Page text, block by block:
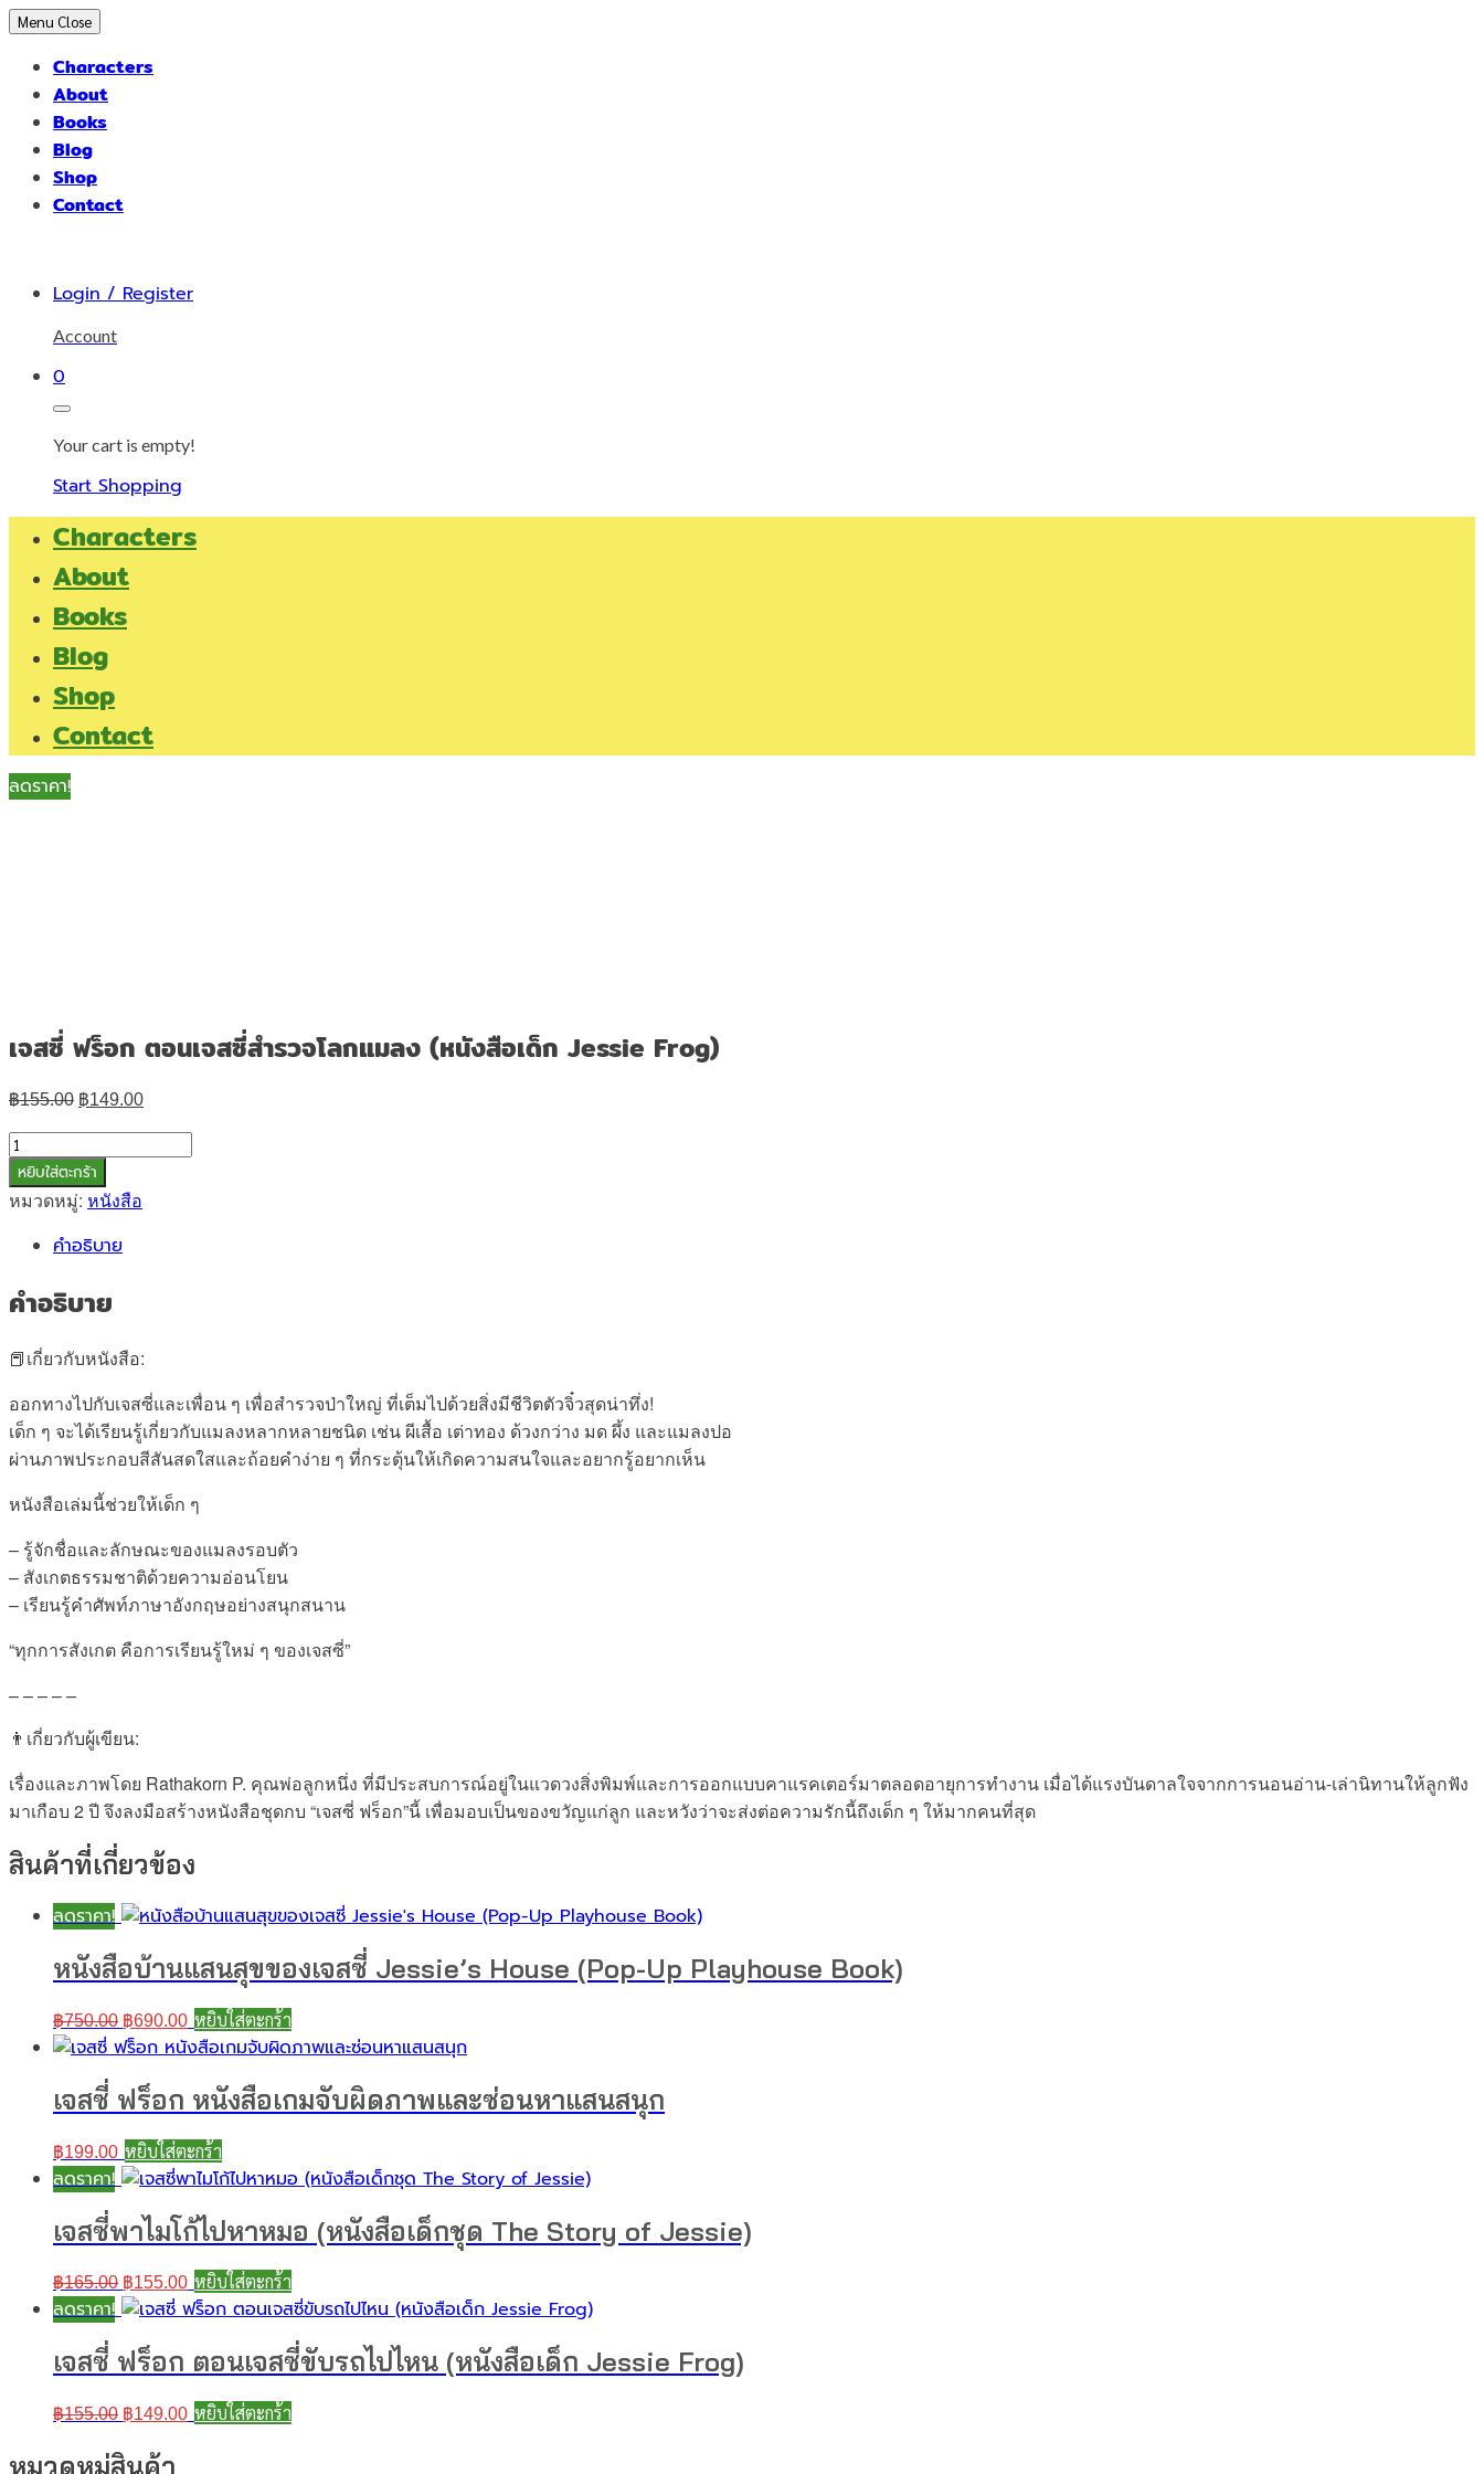
Skip
content
Menu Close
Characters
About
Books
Blog
Shop
Contact
Login / Register
Account
0
Your cart is empty!
Start Shopping
Characters
About
Books
Blog
Shop
Contact
ลดราคา!
เจสซี่ ฟร็อก ตอนเจสซี่สำรวจโลกแมลง (หนังสือเด็ก Jessie Frog)
฿155.00 Original
price
was:
฿155.00.
฿149.00Current
price
is:
฿149.00.
จำนวน
เจส
ซี่
เจส
สำรวจ
แมลง
(หนังสือ
เด็ก
Jessie
ชิ้น
หยิบใส่ตะกร้า
หมวดหมู่: หนังสือ
คำอธิบาย
คำอธิบาย
📕เกี่ยวกับหนังสือ:
ออกทางไปกับเจสซี่และเพื่อน ๆ เพื่อสำรวจป่าใหญ่ ที่เต็มไปด้วยสิ่งมีชีวิตตัวจิ๋วสุดน่าทึ่ง!
เด็ก ๆ จะได้เรียนรู้เกี่ยวกับแมลงหลากหลายชนิด เช่น ผีเสื้อ เต่าทอง ด้วงกว่าง มด ผึ้ง และแมลงปอ
ผ่านภาพประกอบสีสันสดใสและถ้อยคำง่าย ๆ ที่กระตุ้นให้เกิดความสนใจและอยากรู้อยากเห็น
หนังสือเล่มนี้ช่วยให้เด็ก ๆ
– รู้จักชื่อและลักษณะของแมลงรอบตัว
– สังเกตธรรมชาติด้วยความอ่อนโยน
– เรียนรู้คำศัพท์ภาษาอังกฤษอย่างสนุกสนาน
“ทุกการสังเกต คือการเรียนรู้ใหม่ ๆ ของเจสซี่”
– – – – –
👨เกี่ยวกับผู้เขียน:
เรื่องและภาพโดย Rathakorn P. คุณพ่อลูกหนึ่ง ที่มีประสบการณ์อยู่ในแวดวงสิ่งพิมพ์และการออกแบบคาแรคเตอร์มาตลอดอายุการทำงาน เมื่อได้แรงบันดาลใจจากการนอนอ่าน-เล่านิทานให้ลูกฟัง
มาเกือบ 2 ปี จึงลงมือสร้างหนังสือชุดกบ “เจสซี่ ฟร็อก”นี้ เพื่อมอบเป็นของขวัญแก่ลูก และหวังว่าจะส่งต่อความรักนี้ถึงเด็ก ๆ ให้มากคนที่สุด
สินค้าที่เกี่ยวข้อง
ลดราคา!
หนังสือบ้านแสนสุขของเจสซี่ Jessie’s House (Pop-Up Playhouse Book)
฿750.00 Original
price
was:
฿750.00.
฿690.00Current
price
is:
หยิบใส่ตะกร้า
เจสซี่ ฟร็อก หนังสือเกมจับผิดภาพและซ่อนหาแสนสนุก
฿199.00 หยิบใส่ตะกร้า
ลดราคา!
เจสซี่พาไมโก้ไปหาหมอ (หนังสือเด็กชุด The Story of Jessie)
฿165.00 Original
price
was:
฿165.00.
฿155.00Current
price
is:
หยิบใส่ตะกร้า
ลดราคา!
เจสซี่ ฟร็อก ตอนเจสซี่ขับรถไปไหน (หนังสือเด็ก Jessie Frog)
฿155.00 Original
price
was:
฿149.00Current
price
หยิบใส่ตะกร้า
หมวดหมู่สินค้า